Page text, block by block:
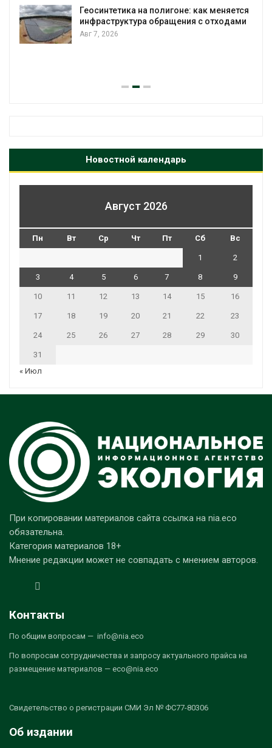
Геосинтетика на полигоне: как меняется
инфраструктура обращения с отходами
Авг 7, 2026
Новостной календарь
Август 2026
Пн Вт Ср Чт Пт Сб Вс
1 2
3 4 5 6 7 8 9
10 11 12 13 14 15 16
17 18 19 20 21 22 23
24 25 26 27 28 29 30
31
« Июл
При копировании материалов сайта ссылка на nia.eco
обязательна.
Категория материалов 18+
Мнение редакции может не совпадать с мнением авторов.
Контакты
По общим вопросам — info@nia.eco
По вопросам сотрудничества и запросу актуального прайса на
размещение материалов — eco@nia.eco
Свидетельство о регистрации СМИ Эл № ФС77-80306
Об издании